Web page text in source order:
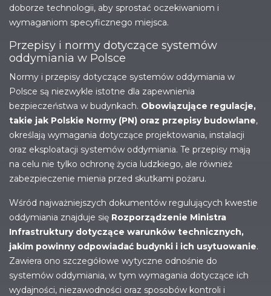
doborze technologii, aby sprostać oczekiwaniom i
wymaganiom specyficznego miejsca.
Przepisy i normy dotyczące systemów
oddymiania w Polsce
Normy i przepisy dotyczące systemów oddymiania w
Polsce są niezwykle istotne dla zapewnienia
bezpieczeństwa w budynkach. Obowiązujące regulacje,
takie jak Polskie Normy (PN) oraz przepisy budowlane,
określają wymagania dotyczące projektowania, instalacji
oraz eksploatacji systemów oddymiania. Te przepisy mają
na celu nie tylko ochronę życia ludzkiego, ale również
zabezpieczenie mienia przed skutkami pożaru.
Wśród najważniejszych dokumentów regulujących kwestie
oddymiania znajduje się Rozporządzenie Ministra
Infrastruktury dotyczące warunków technicznych,
jakim powinny odpowiadać budynki i ich usytuowanie.
Zawiera ono szczegółowe wytyczne odnośnie do
systemów oddymiania, w tym wymagania dotyczące ich
wydajności, niezawodności oraz sposobów kontroli i